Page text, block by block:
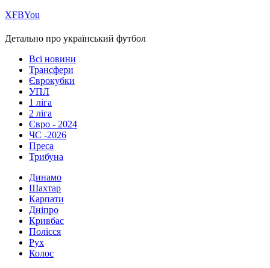
ХFBYou
Детально про український футбол
Всі новини
Трансфери
Єврокубки
УПЛ
1 ліга
2 ліга
Євро - 2024
ЧС -2026
Преса
Трибуна
Динамо
Шахтар
Карпати
Дніпро
Кривбас
Полісся
Рух
Колос